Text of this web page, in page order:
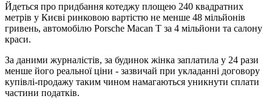
Йдеться про придбання котеджу площею 240 квадратних
метрів у Києві ринковою вартістю не менше 48 мільйонів
гривень, автомобілю Porsche Macan T за 4 мільйони та салону
краси.
За даними журналістів, за будинок жінка заплатила у 24 рази
менше його реальної ціни - зазвичай при укладанні договору
купівлі-продажу таким чином намагаються уникнути сплати
частини податків.